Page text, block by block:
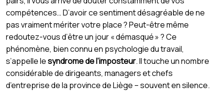
compétences… D’avoir ce sentiment désagréable de ne
pas vraiment mériter votre place ? Peut-être même
redoutez-vous d’être un jour « démasqué » ? Ce
phénomène, bien connu en psychologie du travail,
s’appelle lesyndrome de l’imposteur. Il touche un nombre
considérable de dirigeants, managers et chefs
d’entreprise de la province de Liège – souvent en silence.